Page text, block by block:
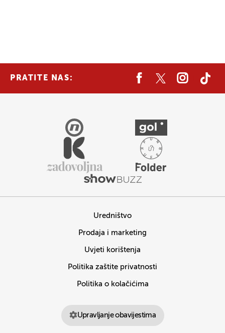
PRATITE NAS:
Uredništvo
Prodaja i marketing
Uvjeti korištenja
Politika zaštite privatnosti
Politika o kolačićima
Upravljanje obavijestima